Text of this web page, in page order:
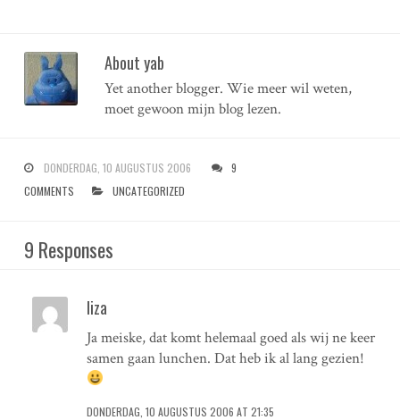
About yab
Yet another blogger. Wie meer wil weten,
moet gewoon mijn blog lezen.
DONDERDAG, 10 AUGUSTUS 2006
9
COMMENTS
UNCATEGORIZED
9 Responses
liza
Ja meiske, dat komt helemaal goed als wij ne keer
samen gaan lunchen. Dat heb ik al lang gezien!
DONDERDAG, 10 AUGUSTUS 2006 AT 21:35